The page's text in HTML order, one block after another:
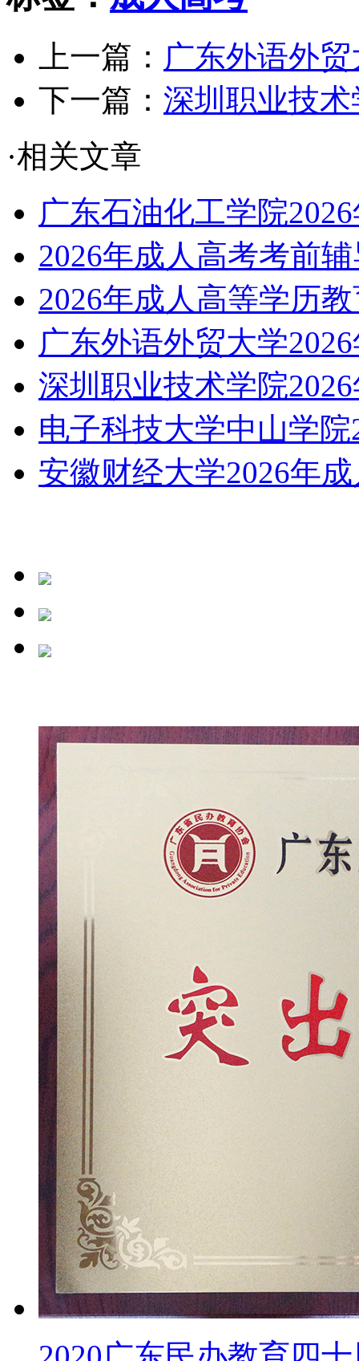
上一篇： 广东外语外
下一篇： 深圳职业技
·相关文章
广东石油化工学院
2026年成人高考考前
2026年成人高等学历
广东外语外贸大学
深圳职业技术学院
电子科技大学中山学
安徽财经大学2026年